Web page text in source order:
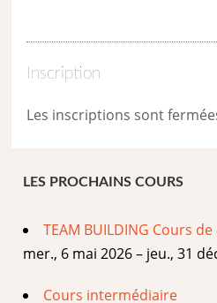
Inscription
Les inscriptions sont
LES PROCHAINS COURS
TEAM BUILDING Cours
mer., 6 mai 2026 – jeu., 31
Cours intermédiaire